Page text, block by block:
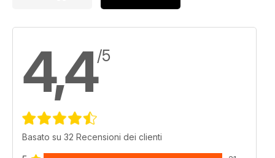
4,4/5
Basato su 32 Recensioni dei clienti